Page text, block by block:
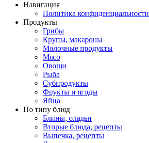
Навигация
Политика конфиденциальности
Продукты
Грибы
Крупы, макароны
Молочные продукты
Мясо
Овощи
Рыба
Субпродукты
Фрукты и ягоды
Яйца
По типу блюд
Блины, оладьи
Вторые блюда, рецепты
Выпечка, рецепты